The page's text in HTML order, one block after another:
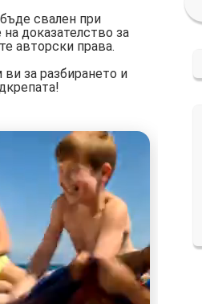
свален при
доказателство за
авторски права.
за разбирането и